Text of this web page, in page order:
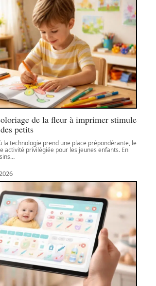
de la fleur à imprimer stimule
petits
la technologie prend une place prépondérante, le
activité privilégiée pour les jeunes enfants. En
…